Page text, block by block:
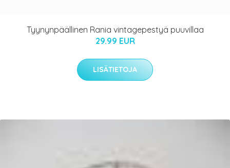
Tyynynpäällinen Rania vintagepestyä puuvillaa
29.99 EUR
LISÄTIETOJA